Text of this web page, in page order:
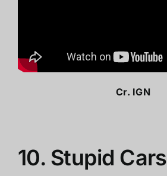
Cr. IGN
10. Stupid Cars